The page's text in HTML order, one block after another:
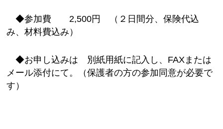
◆参加費 2,500円 （２日間分、保険代込
み、材料費込み）
◆お申し込みは 別紙用紙に記入し、FAXまたは
メール添付にて。（保護者の方の参加同意が必要で
す）